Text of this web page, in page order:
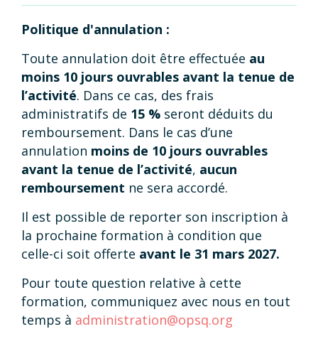
Politique d'annulation :
Toute annulation doit être effectuée au
moins 10 jours ouvrables avant la tenue de
l’activité. Dans ce cas, des frais
administratifs de 15 % seront déduits du
remboursement. Dans le cas d’une
annulation moins de 10 jours ouvrables
avant la tenue de l’activité, aucun
remboursement ne sera accordé.
Il est possible de reporter son inscription à
la prochaine formation à condition que
celle-ci soit offerte avant le 31 mars 2027.
Pour toute question relative à cette
formation, communiquez avec nous en tout
temps à administration@opsq.org